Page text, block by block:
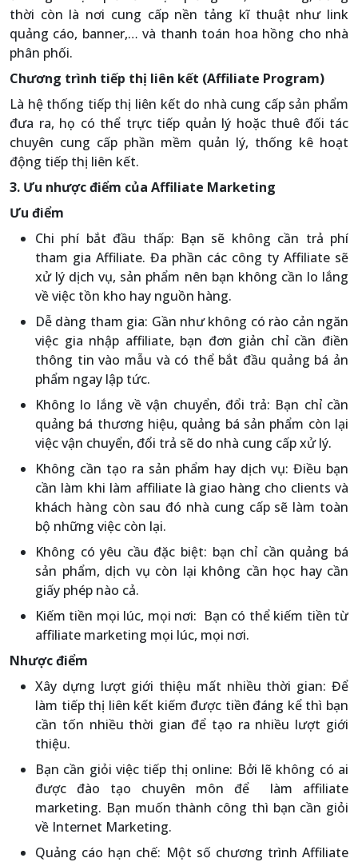
thời còn là nơi cung cấp nền tảng kĩ thuật như link
quảng cáo, banner,… và thanh toán hoa hồng cho nhà
phân phối.
Chương trình tiếp thị liên kết (Affiliate Program)
Là hệ thống tiếp thị liên kết do nhà cung cấp sản phẩm
đưa ra, họ có thể trực tiếp quản lý hoặc thuê đối tác
chuyên cung cấp phần mềm quản lý, thống kê hoạt
động tiếp thị liên kết.
3. Ưu nhược điểm của Affiliate Marketing
Ưu điểm
Chi phí bắt đầu thấp: Bạn sẽ không cần trả phí
tham gia Affiliate. Đa phần các công ty Affiliate sẽ
xử lý dịch vụ, sản phẩm nên bạn không cần lo lắng
về việc tồn kho hay nguồn hàng.
Dễ dàng tham gia: Gần như không có rào cản ngăn
việc gia nhập affiliate, bạn đơn giản chỉ cần điền
thông tin vào mẫu và có thể bắt đầu quảng bá ản
phẩm ngay lập tức.
Không lo lắng về vận chuyển, đổi trả: Bạn chỉ cần
quảng bá thương hiệu, quảng bá sản phẩm còn lại
việc vận chuyển, đổi trả sẽ do nhà cung cấp xử lý.
Không cần tạo ra sản phẩm hay dịch vụ: Điều bạn
cần làm khi làm affiliate là giao hàng cho clients và
khách hàng còn sau đó nhà cung cấp sẽ làm toàn
bộ những việc còn lại.
Không có yêu cầu đặc biệt: bạn chỉ cần quảng bá
sản phẩm, dịch vụ còn lại không cần học hay cần
giấy phép nào cả.
Kiếm tiền mọi lúc, mọi nơi: Bạn có thể kiếm tiền từ
affiliate marketing mọi lúc, mọi nơi.
Nhược điểm
Xây dựng lượt giới thiệu mất nhiều thời gian: Để
làm tiếp thị liên kết kiếm được tiền đáng kể thì bạn
cần tốn nhiều thời gian để tạo ra nhiều lượt giới
thiệu.
Bạn cần giỏi việc tiếp thị online: Bởi lẽ không có ai
được đào tạo chuyên môn để làm affiliate
marketing. Bạn muốn thành công thì bạn cần giỏi
về Internet Marketing.
Quảng cáo hạn chế: Một số chương trình Affiliate